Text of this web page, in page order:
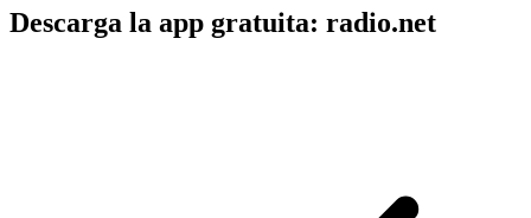
Descarga la app gratuita: radio.net